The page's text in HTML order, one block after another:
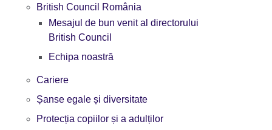
British Council România
Mesajul de bun venit al directorului
British Council
Echipa noastră
Cariere
Șanse egale și diversitate
Protecția copiilor și a adulților